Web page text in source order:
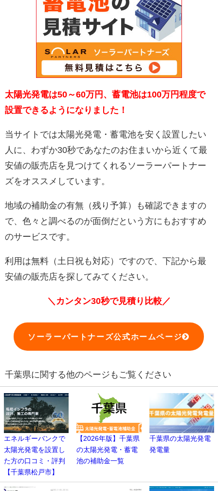
太陽光発電は50～60万円、蓄電池は100万円程度で
設置できるようになりました！
当サイトでは太陽光発電・蓄電池を安く設置したい
人に、わずか30秒であなたのお住まいから近くて最
安値の販売店を見つけてくれるソーラーパートナー
ズをオススメしています。
地域の補助金の有無（残り予算）も確認できますの
で、色々と調べるのが面倒だという方にもおすすめ
のサービスです。
利用は無料（土日祝も対応）ですので、下記から最
安値の販売店を探してみてください。
＼カンタン30秒で見積り比較／
ソーラーパートナーズ公式ホームページ
千葉県に関する他のページもご覧ください
エネルギーバンクで
太陽光発電を設置し
た方の口コミ・評判
【千葉県松戸市】
【2026年版】千葉県
の太陽光発電・蓄電
池の補助金一覧
千葉県の太陽光発電
発電量